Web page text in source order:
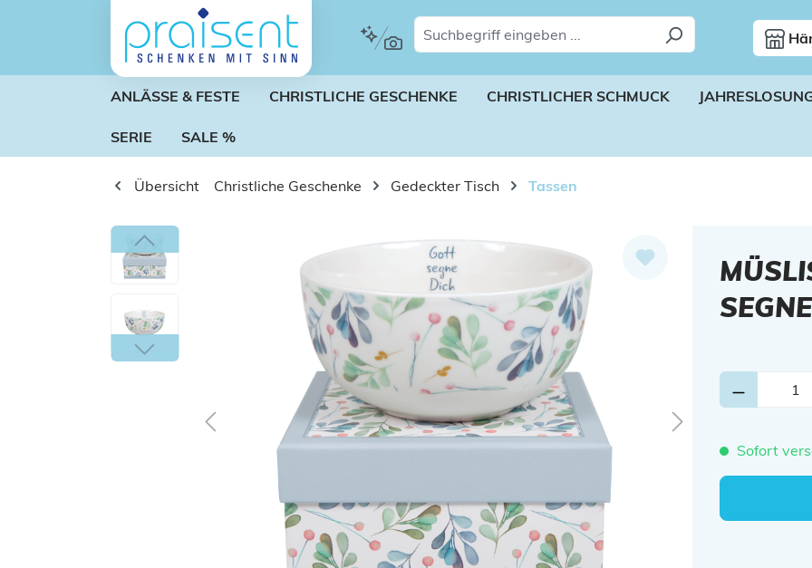
Hauptinhalt springen
Zur Suche springen
Zur Hauptnavigation springen
ANLÄSSE & FESTE CHRISTLICHE GESCHENKE CHRISTLICHER SCHMUCK
SERIE SALE %
Übersicht Christliche Geschenke Gedeckter Tisch Tassen
Bildergalerie überspringen
Sofort